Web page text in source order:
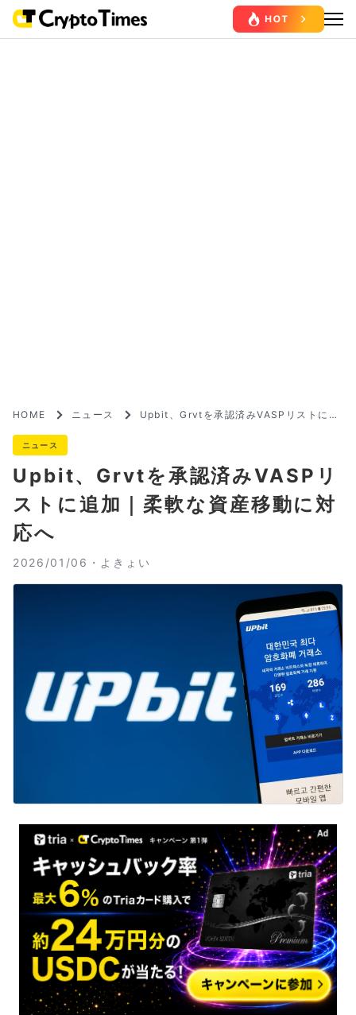
HOME ニュース
Upbit、Grvtを承認済みVASPリストに追
ニュース
Upbit、Grvtを承認済みVASPリ
ストに追加｜柔軟な資産移動に対
応へ
2026/01/06・ よきょい